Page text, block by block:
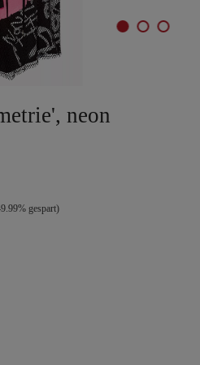
neon
gespart)